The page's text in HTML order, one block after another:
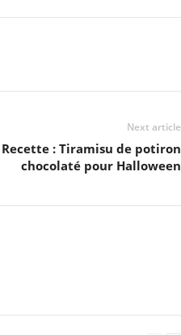
Next article
Recette : Tiramisu de potiron
chocolaté pour Halloween